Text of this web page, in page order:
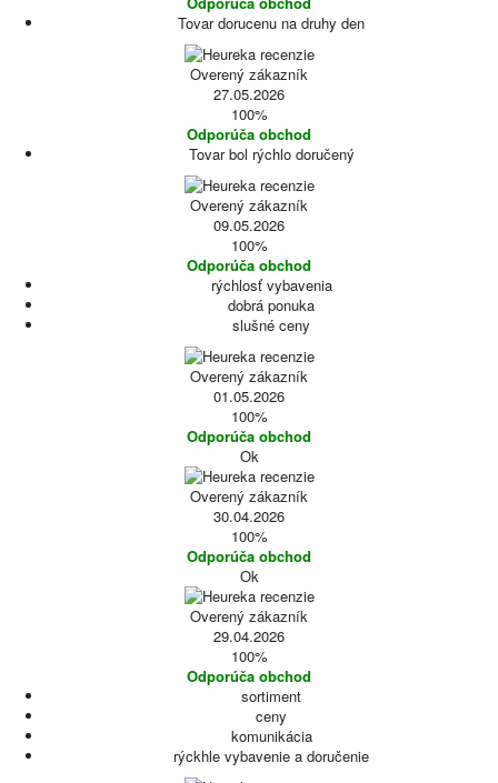
Tovar dorucenu na druhy den
Overený zákazník
27.05.2026
100%
Odporúča obchod
Tovar bol rýchlo doručený
Overený zákazník
09.05.2026
100%
Odporúča obchod
rýchlosť vybavenia
dobrá ponuka
slušné ceny
Overený zákazník
01.05.2026
100%
Odporúča obchod
Ok
Overený zákazník
30.04.2026
100%
Odporúča obchod
Ok
Overený zákazník
29.04.2026
100%
Odporúča obchod
sortiment
ceny
komunikácia
rýckhle vybavenie a doručenie